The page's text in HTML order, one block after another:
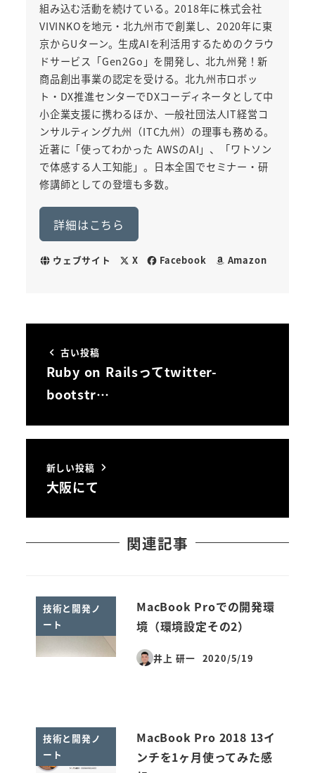
組み込む活動を続けている。2018年に株式会社
VIVINKOを地元・北九州市で創業し、2020年に東
京からUターン。生成AIを利活用するためのクラウ
ドサービス「Gen2Go」を開発し、北九州発！新
商品創出事業の認定を受ける。北九州市ロボッ
ト・DX推進センターでDXコーディネータとして中
小企業支援に携わるほか、一般社団法人IT経営コ
ンサルティング九州（ITC九州）の理事も務める。
近著に「使ってわかった AWSのAI」、「ワトソン
で体感する人工知能」。日本全国でセミナー・研
修講師としての登壇も多数。
詳細はこちら
ウェブサイト X Facebook Amazon
古い投稿
Ruby on Railsってtwitter-
bootstr…
新しい投稿
大阪にて
関連記事
技術と開発ノ
ート
MacBook Proでの開発環
境（環境設定その2）
井上 研一
投稿日
2020/5/19
技術と開発ノ
ート
MacBook Pro 2018 13イ
ンチを1ヶ月使ってみた感